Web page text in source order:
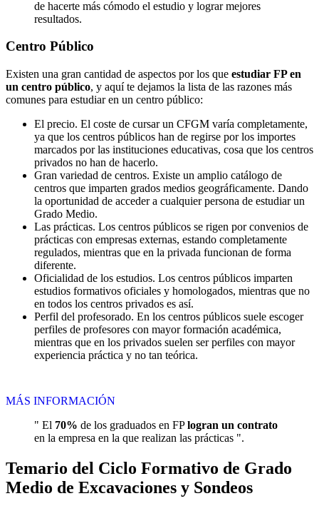
de hacerte más cómodo el estudio y lograr mejores
resultados.
Centro Público
Existen una gran cantidad de aspectos por los que estudiar FP en
un centro público, y aquí te dejamos la lista de las razones más
comunes para estudiar en un centro público:
El precio. El coste de cursar un CFGM varía completamente,
ya que los centros públicos han de regirse por los importes
marcados por las instituciones educativas, cosa que los centros
privados no han de hacerlo.
Gran variedad de centros. Existe un amplio catálogo de
centros que imparten grados medios geográficamente. Dando
la oportunidad de acceder a cualquier persona de estudiar un
Grado Medio.
Las prácticas. Los centros públicos se rigen por convenios de
prácticas con empresas externas, estando completamente
regulados, mientras que en la privada funcionan de forma
diferente.
Oficialidad de los estudios. Los centros públicos imparten
estudios formativos oficiales y homologados, mientras que no
en todos los centros privados es así.
Perfil del profesorado. En los centros públicos suele escoger
perfiles de profesores con mayor formación académica,
mientras que en los privados suelen ser perfiles con mayor
experiencia práctica y no tan teórica.
MÁS INFORMACIÓN
" El 70% de los graduados en FPlogran un contrato
en la empresa en la que realizan las prácticas ".
Temario del Ciclo Formativo de Grado
Medio de Excavaciones y Sondeos